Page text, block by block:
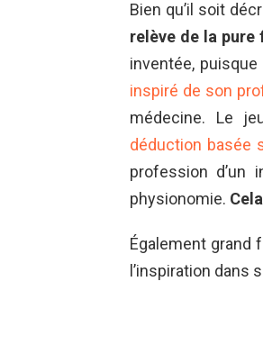
Bien qu’il soit
relève de la pure
inventée, puisque
inspiré de son
médecine. Le
déduction basée
profession d’un
physionomie.
Également grand
l’inspiration dans